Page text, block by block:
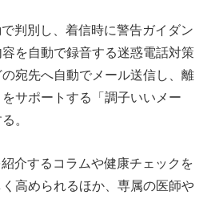
判別し、着信時に警告ガイダン
を自動で録音する迷惑電話対策
宛先へ自動でメール送信し、離
サポートする「調子いいメー
。
介するコラムや健康チェックを
高められるほか、専属の医師や